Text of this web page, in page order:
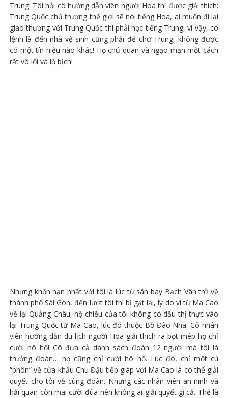
Trung! Tôi hỏi cô hướng dẫn viên người Hoa thì được giải thích:
Trung Quốc chủ trương thế giới sẽ nói tiếng Hoa, ai muốn đi lại
giao thương với Trung Quốc thì phải học tiếng Trung, vì vậy, có
lệnh là đến nhà vệ sinh cũng phải để chữ Trung, không được
có một tín hiệu nào khác! Họ chủ quan và ngạo mạn một cách
rất vô lối và lố bịch!
Nhưng khốn nạn nhất với tôi là lúc từ sân bay Bạch Vân trở về
thành phố Sài Gòn, đến lượt tôi thì bị gạt lại, lý do vì từ Ma Cao
về lại Quảng Châu, hộ chiếu của tôi không có dấu thị thực vào
lại Trung Quốc từ Ma Cao, lúc đó thuộc Bồ Đào Nha. Cô nhân
viên hướng dẫn du lịch người Hoa giải thích rã bọt mép họ chỉ
cười hô hố! Cô đưa cả danh sách đoàn 12 người mà tôi là
trưởng đoàn… họ cũng chỉ cười hô hố. Lúc đó, chỉ một cú
“phôn” về cửa khẩu Chu Đậu tiếp giáp với Ma Cao là có thể giải
quyết cho tôi về cùng đoàn. Nhưng các nhân viên an ninh và
hải quan còn mãi cười đùa nên không ai giải quyết gì cả. Thế là